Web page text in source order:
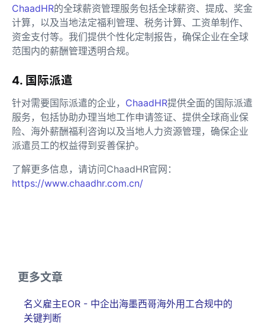
ChaadHR的全球薪资管理服务包括全球薪资、提成、奖金
计算，以及当地法定福利管理、税务计算、工资单制作、
资金支付等。我们提供个性化定制报告，确保企业在全球
范围内的薪酬管理透明合规。
4. 国际派遣
针对需要国际派遣的企业， ChaadHR提供全面的国际派遣
服务，包括协助办理当地工作申请签证、提供全球商业保
险、海外薪酬福利咨询以及当地人力资源管理，确保企业
派遣员工的权益得到妥善保护。
了解更多信息，请访问ChaadHR官网：
https://www.chaadhr.com.cn/
更多文章
名义雇主EOR - 中企出海墨西哥海外用工合规中的
关键判断